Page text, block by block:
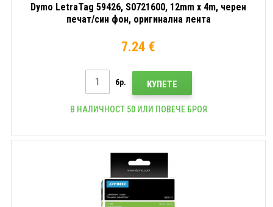
Dymo LetraTag 59426, S0721600, 12mm x 4m, черен
печат/син фон, оригинална лента
7.24 €
бр. КУПЕТЕ
В НАЛИЧНОСТ 50 ИЛИ ПОВЕЧЕ БРОЯ